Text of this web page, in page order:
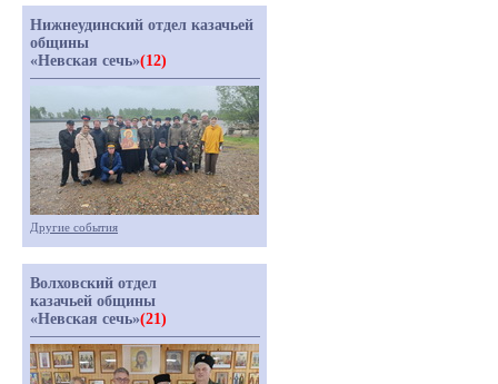
Нижнеудинский отдел казачьей
общины
«Невская сечь»(12)
Другие события
Волховский отдел
казачьей общины
«Невская сечь»(21)